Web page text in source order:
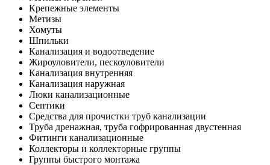
Крепежные элементы
Метизы
Хомуты
Шпильки
Канализация и водоотведение
Жироуловители, пескоуловители
Канализация внутренняя
Канализация наружная
Люки канализационные
Септики
Средства для прочистки труб канализации
Труба дренажная, труба гофрированная двустенная
Фитинги канализационные
Коллекторы и коллекторные группы
Группы быстрого монтажа